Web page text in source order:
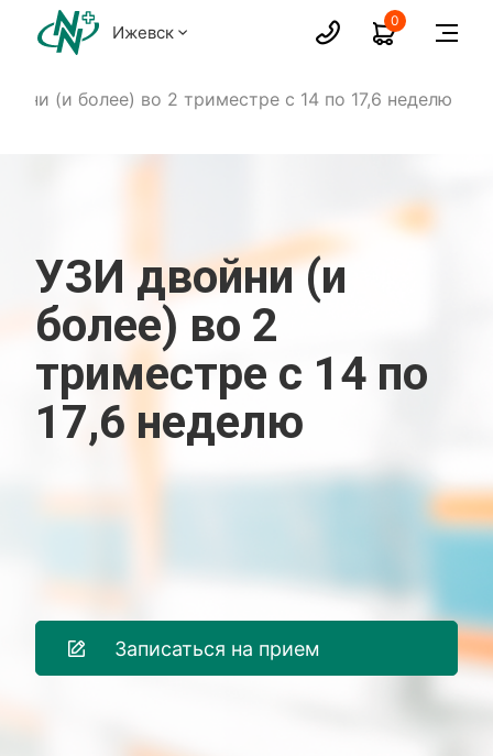
Ижевск
0
(и более) во 2 триместре с 14 по 17,6 неделю
УЗИ двойни (и
более) во 2
триместре с 14 по
17,6 неделю
Записаться на прием